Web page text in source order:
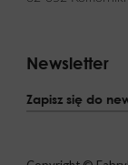
Newsletter
Zapisz się do